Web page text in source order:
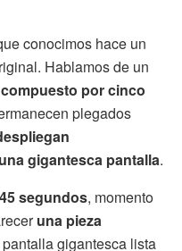
conocimos hace un
Hablamos de un
por cinco
plegados
gigantesca pantalla.
45 segundos, momento
una pieza
gigantesca lista